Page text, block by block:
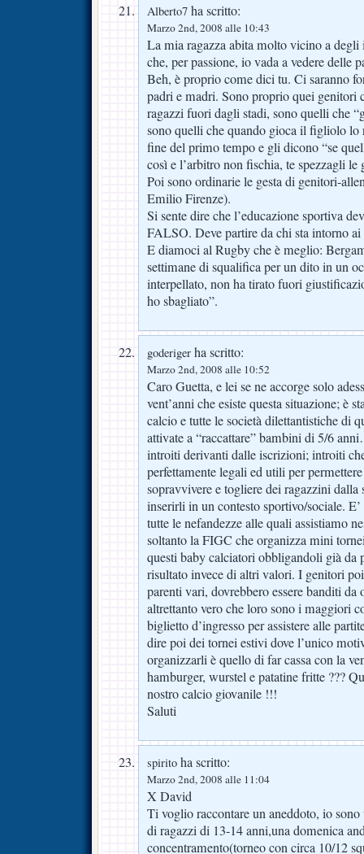
Alberto7 ha scritto:
Marzo 2nd, 2008 alle 10:43
La mia ragazza abita molto vicino a
che, per passione, io vada a vedere delle
Beh, è proprio come dici tu. Ci saranno
padri e madri. Sono proprio quei genitori
ragazzi fuori dagli stadi, sono quelli che
sono quelli che quando gioca il figliolo lo
fine del primo tempo e gli dicono “se
così e l’arbitro non fischia, te spezzagli le
Poi sono ordinarie le gesta di genitori-
Emilio Firenze).
Si sente dire che l’educazione sportiva
FALSO. Deve partire da chi sta intorno
E diamoci al Rugby che è meglio:
settimane di squalifica per un dito in un
interpellato, non ha tirato fuori
ho sbagliato”.
goderiger ha scritto:
Marzo 2nd, 2008 alle 10:52
Caro Guetta, e lei se ne accorge solo
vent’anni che esiste questa situazione; è
calcio e tutte le società dilettantistiche di
attivate a “raccattare” bambini di 5/6
introiti derivanti dalle iscrizioni; introiti
perfettamente legali ed utili per
sopravvivere e togliere dei ragazzini dalla
inserirli in un contesto sportivo/sociale.
tutte le nefandezze alle quali assistiamo
soltanto la FIGC che organizza mini
questi baby calciatori obbligandoli già da
risultato invece di altri valori. I genitori
parenti vari, dovrebbero essere banditi
altrettanto vero che loro sono i maggiori
biglietto d’ingresso per assistere alle
dire poi dei tornei estivi dove l’unico
organizzarli è quello di far cassa con la
hamburger, wurstel e patatine fritte ???
nostro calcio giovanile !!!
Saluti
spirito ha scritto:
Marzo 2nd, 2008 alle 11:04
X David
Ti voglio raccontare un aneddoto, io
di ragazzi di 13-14 anni,una domenica
concentramento(torneo con circa 10/12